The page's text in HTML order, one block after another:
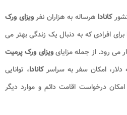
کانادا هرساله به هزاران نفر ویزای ورک
برای افرادی که به دنبال یک زندگی بهتر می
می رود. از جمله مزایایویزای ورک پرمیت
امکان سفر به سراسرکانادا، توانایی
درخواست اقامت دائم و موارد دیگر